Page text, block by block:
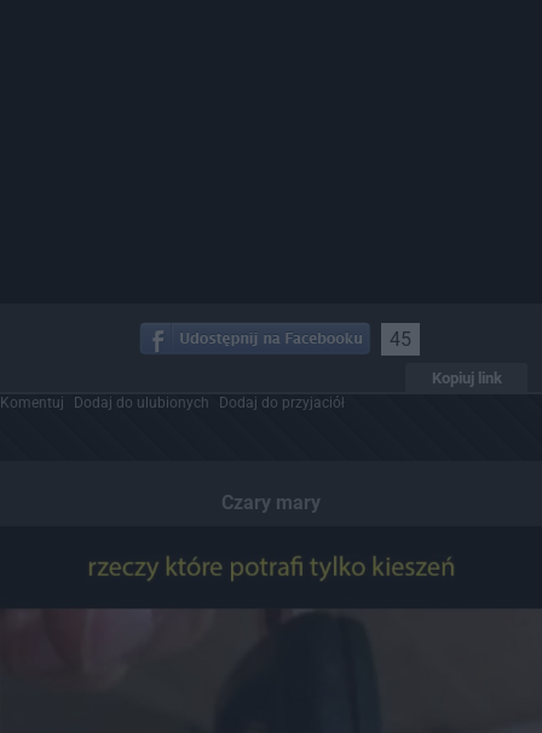
45
Kopiuj link
Komentuj Dodaj do ulubionych Dodaj do przyjaciół
Czary mary